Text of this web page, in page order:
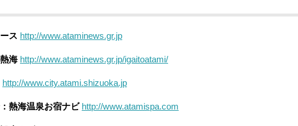
ス http://www.ataminews.gr.jp
海 http://www.ataminews.gr.jp/igaitoatami/
http://www.city.atami.shizuoka.jp
熱海温泉お宿ナビ http://www.atamispa.com